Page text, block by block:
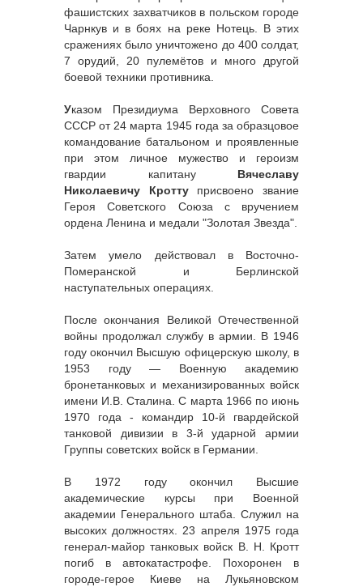
фашистских захватчиков в польском городе
Чарнкув и в боях на реке Нотець. В этих
сражениях было уничтожено до 400 солдат,
7 орудий, 20 пулемётов и много другой
боевой техники противника.
Указом Президиума Верховного Совета
СССР от 24 марта 1945 года за образцовое
командование батальоном и проявленные
при этом личное мужество и героизм
гвардии капитану Вячеславу
Николаевичу Кроттуприсвоено звание
Героя Советского Союза с вручением
ордена Ленина и медали "Золотая Звезда".
Затем умело действовал в Восточно-
Померанской и Берлинской
наступательных операциях.
После окончания Великой Отечественной
войны продолжал службу в армии. В 1946
году окончил Высшую офицерскую школу, в
1953 году — Военную академию
бронетанковых и механизированных войск
имени И.В. Сталина. С марта 1966 по июнь
1970 года - командир 10-й гвардейской
танковой дивизии в 3-й ударной армии
Группы советских войск в Германии.
В 1972 году окончил Высшие
академические курсы при Военной
академии Генерального штаба. Служил на
высоких должностях. 23 апреля 1975 года
генерал-майор танковых войск В. Н. Кротт
погиб в автокатастрофе. Похоронен в
городе-герое Киеве на Лукьяновском